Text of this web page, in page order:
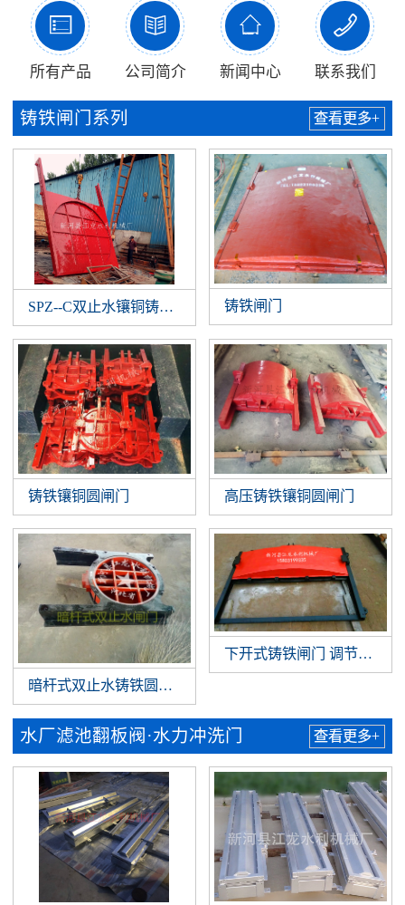

所有产品

公司简介

新闻中心

联系我们
铸铁闸门系列 查看更多+
SPZ--C双止水镶铜铸铁闸门 铸铁闸门
铸铁镶铜圆闸门 高压铸铁镶铜圆闸门
暗杆式双止水铸铁圆闸门
下开式铸铁闸门 调节堰门
水厂滤池翻板阀·水力冲洗门 查看更多+